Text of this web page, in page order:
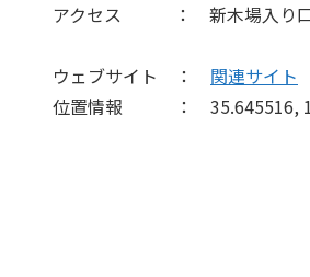
アクセス ： 新木場入り口
ウェブサイト ： 関連サイト
位置情報 ： 35.645516,